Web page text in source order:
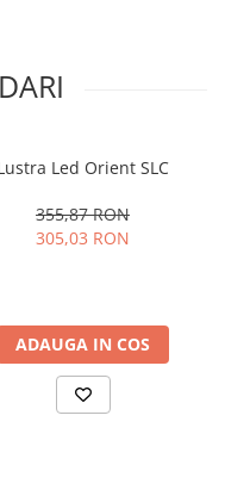
seta
Led Orient SLC
355,87 RON
305,03 RON
ADAUGA IN COS